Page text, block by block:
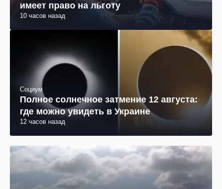
имеет право на льготу
10 часов назад
Социум
Полное солнечное затмение 12 августа:
где можно увидеть в Украине
12 часов назад